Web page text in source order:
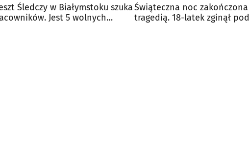
Śledczy w Białymstoku szuka
Jest 5 wolnych
Świąteczna noc zakończona
tragedią. 18-latek zginął pod